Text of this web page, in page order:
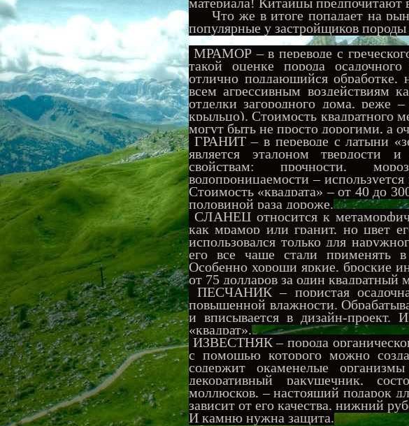
Что же в итоге попадает на
популярные у застройщиков породы
МРАМОР – в переводе с
такой оценке порода
отлично поддающийся обработке,
всем агрессивным воздействиям
отделки загородного дома, реже
крыльцо). Стоимость квадратного
могут быть не просто дорогими, а
ГРАНИТ – в переводе с латыни
является эталоном твердости
свойствам: прочности,
водопроницаемости –
Стоимость «квадрата» – от 40 до
половиной раза дороже.
СЛАНЕЦ относится к
как мрамор или гранит, но цвет
использовался только для
его все чаще стали применять в
Особенно хороши яркие, броские
от 75 долларов за один квадратный
ПЕСЧАНИК – пористая
повышенной влажности.
и вписывается в дизайн-
«квадрат».
ИЗВЕСТНЯК – порода
с помощью которого можно
содержит окаменелые
декоративный ракушечник,
моллюсков, – настоящий подарок
зависит от его качества, нижний
И камню нужна защита.